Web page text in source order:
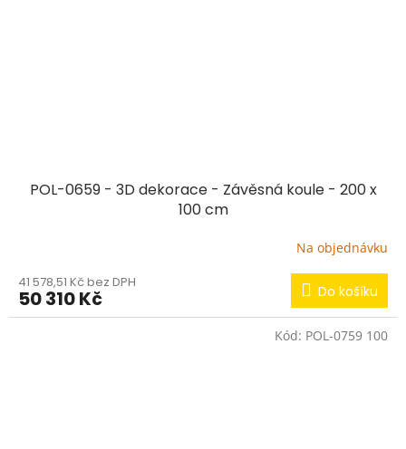
POL-0659 - 3D dekorace - Závěsná koule - 200 x
100 cm
Na objednávku
41 578,51 Kč bez DPH
50 310 Kč Do košíku
Kód: POL-0759 100